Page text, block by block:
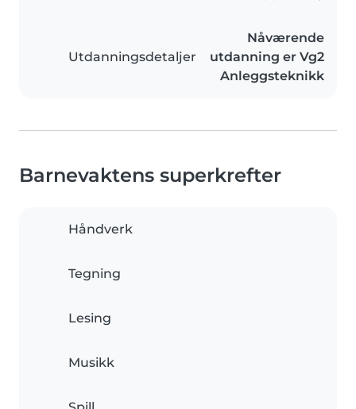
Utdanningsdetaljer
Nåværende
utdanning er Vg2
Anleggsteknikk
Barnevaktens superkrefter
Håndverk
Tegning
Lesing
Musikk